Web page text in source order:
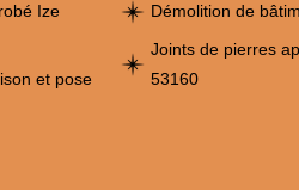
Ize
et pose
Démolition de
Joints de pierres
53160